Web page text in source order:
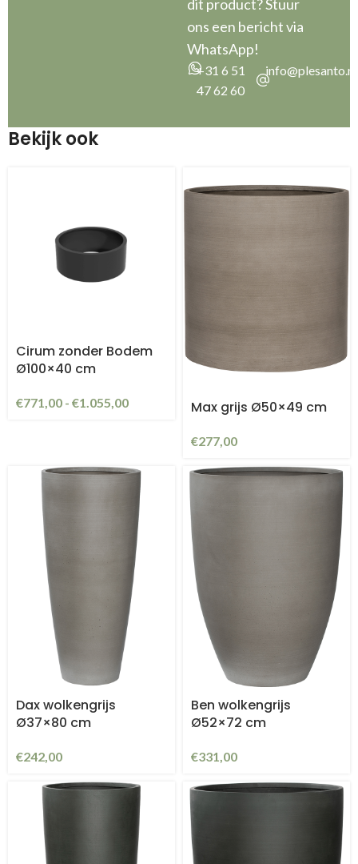
dit product? Stuur
ons een bericht via
WhatsApp!
+31 6 51
47 62 60
info@plesanto.nl
Bekijk ook
Cirum zonder Bodem
Ø100×40 cm
€771,00 - €1.055,00 Max grijs Ø50×49 cm
€277,00
Dax wolkengrijs
Ø37×80 cm
€242,00
Ben wolkengrijs
Ø52×72 cm
€331,00